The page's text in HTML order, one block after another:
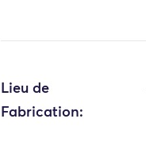
Lieu de
Fabrication: